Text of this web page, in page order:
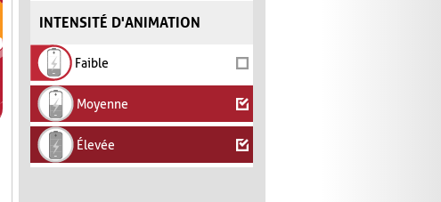
INTENSITÉ D'ANIMATION
Faible
Moyenne
Élevée